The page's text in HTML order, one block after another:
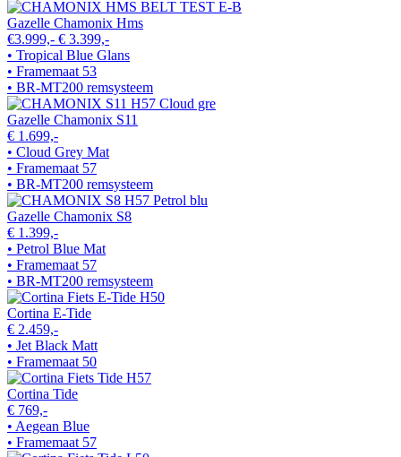
Gazelle Chamonix Hms
€3.999,- € 3.399,-
• Tropical Blue Glans
• Framemaat 53
• BR-MT200 remsysteem
Gazelle Chamonix S11
€ 1.699,-
• Cloud Grey Mat
• Framemaat 57
• BR-MT200 remsysteem
Gazelle Chamonix S8
€ 1.399,-
• Petrol Blue Mat
• Framemaat 57
• BR-MT200 remsysteem
Cortina E-Tide
€ 2.459,-
• Jet Black Matt
• Framemaat 50
Cortina Tide
€ 769,-
• Aegean Blue
• Framemaat 57